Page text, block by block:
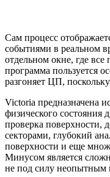
Сам процесс
событиями в реальном
отдельном окне, где
программа пользуется
разгоняет ЦП,
Victoria предназначена
физического состояния
проверка поверхности,
секторами, глубокий
поверхности и еще
Минусом является
не под силу неопытным